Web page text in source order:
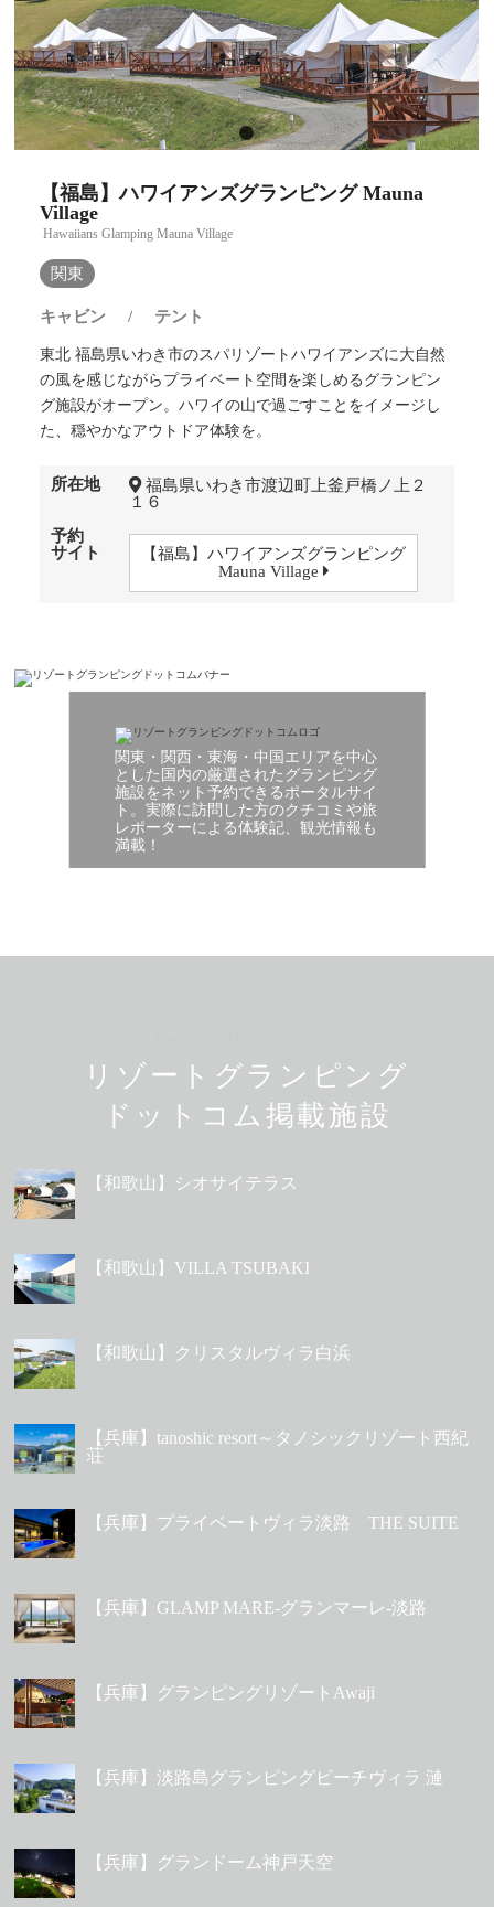
【福島】ハワイアンズグランピング Mauna
Village
Hawaiians Glamping Mauna Village
関東
キャビン / テント
東北 福島県いわき市のスパリゾートハワイアンズに大自然
の風を感じながらプライベート空間を楽しめるグランピン
グ施設がオープン。ハワイの山で過ごすことをイメージし
た、穏やかなアウトドア体験を。
所在地
福島県いわき市渡辺町上釜戸橋ノ上２
１６
予約
サイト
【福島】ハワイアンズグランピング
Mauna Village
関東・関西・東海・中国エリアを中心
とした国内の厳選されたグランピング
施設をネット予約できるポータルサイ
ト。実際に訪問した方のクチコミや旅
レポーターによる体験記、観光情報も
満載！
リゾートグランピング
ドットコム掲載施設
【和歌山】シオサイテラス
【和歌山】VILLA TSUBAKI
【和歌山】クリスタルヴィラ白浜
【兵庫】tanoshic resort～タノシックリゾート西紀
荘
【兵庫】プライベートヴィラ淡路 THE SUITE
【兵庫】GLAMP MARE-グランマーレ-淡路
【兵庫】グランピングリゾートAwaji
【兵庫】淡路島グランピングビーチヴィラ 漣
【兵庫】グランドーム神戸天空